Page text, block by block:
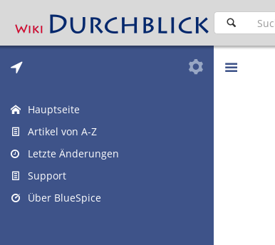
Hauptseite
Artikel von A-Z
Letzte Änderungen
Support
Über BlueSpice